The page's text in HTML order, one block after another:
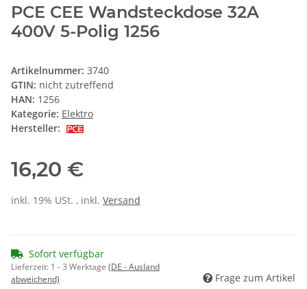
PCE CEE Wandsteckdose 32A
400V 5-Polig 1256
Artikelnummer: 3740
GTIN: nicht zutreffend
HAN: 1256
Kategorie: Elektro
Hersteller:
16,20 €
inkl. 19% USt. , inkl. Versand
Sofort verfügbar
Lieferzeit: 1 - 3 Werktage (DE - Ausland
abweichend)
Frage zum Artikel